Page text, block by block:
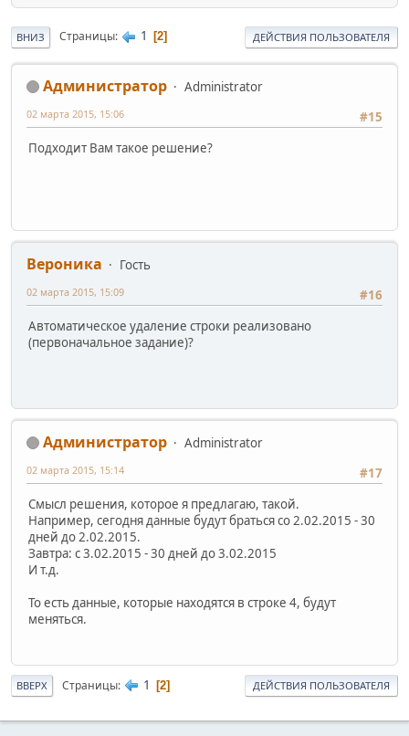
ВНИЗ Страницы 1 2 ДЕЙСТВИЯ ПОЛЬЗОВАТЕЛЯ
Администратор
Administrator
#15
02 марта 2015, 15:06
Подходит Вам такое решение?
Вероника
Гость
#16
02 марта 2015, 15:09
Автоматическое удаление строки реализовано
(первоначальное задание)?
Администратор
Administrator
#17
02 марта 2015, 15:14
Смысл решения, которое я предлагаю, такой.
Например, сегодня данные будут браться со 2.02.2015 - 30
дней до 2.02.2015.
Завтра: с 3.02.2015 - 30 дней до 3.02.2015
И т.д.
То есть данные, которые находятся в строке 4, будут
меняться.
ВВЕРХ Страницы 1 2 ДЕЙСТВИЯ ПОЛЬЗОВАТЕЛЯ